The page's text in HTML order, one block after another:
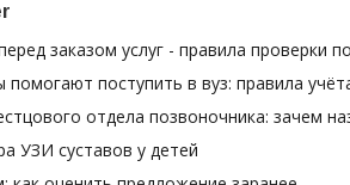
заказом услуг - правила проверки
помогают поступить в вуз: правила
отдела позвоночника: зачем
УЗИ суставов у детей